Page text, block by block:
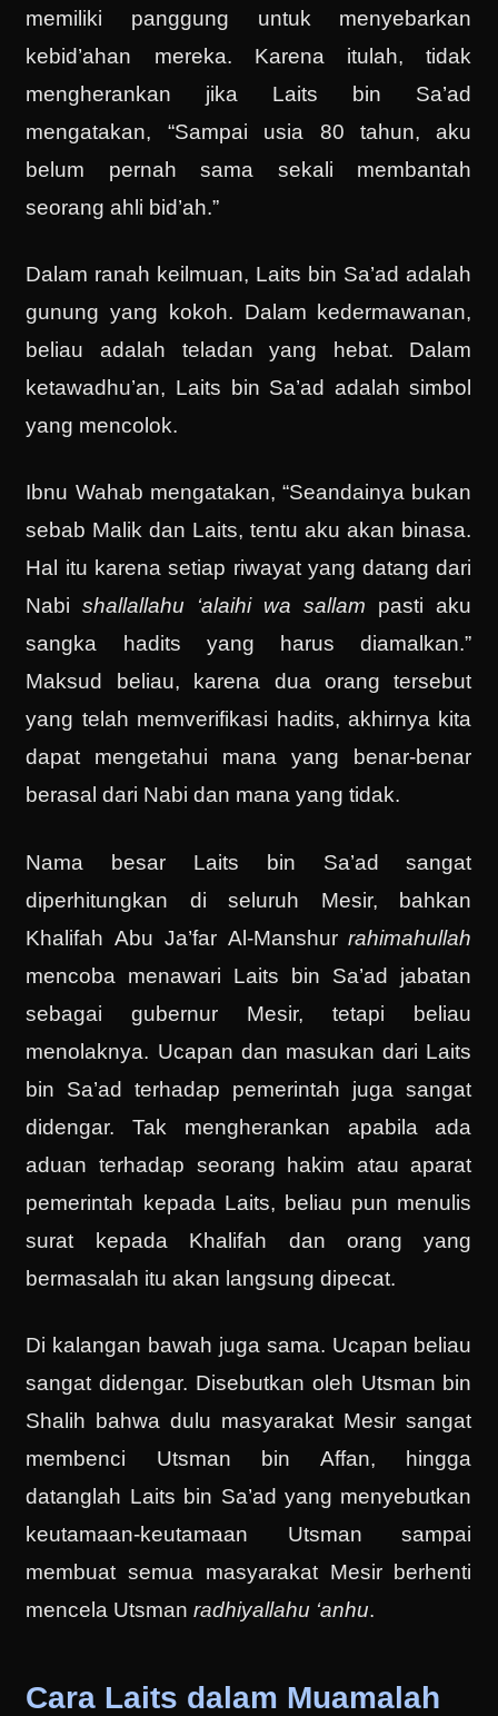
memiliki panggung untuk menyebarkan
kebid’ahan mereka. Karena itulah, tidak
mengherankan jika Laits bin Sa’ad
mengatakan, “Sampai usia 80 tahun, aku
belum pernah sama sekali membantah
seorang ahli bid’ah.”
Dalam ranah keilmuan, Laits bin Sa’ad adalah
gunung yang kokoh. Dalam kedermawanan,
beliau adalah teladan yang hebat. Dalam
ketawadhu’an, Laits bin Sa’ad adalah simbol
yang mencolok.
Ibnu Wahab mengatakan, “Seandainya bukan
sebab Malik dan Laits, tentu aku akan binasa.
Hal itu karena setiap riwayat yang datang dari
Nabishallallahu ‘alaihi wa sallam pasti aku
sangka hadits yang harus diamalkan.”
Maksud beliau, karena dua orang tersebut
yang telah memverifikasi hadits, akhirnya kita
dapat mengetahui mana yang benar-benar
berasal dari Nabi dan mana yang tidak.
Nama besar Laits bin Sa’ad sangat
diperhitungkan di seluruh Mesir, bahkan
Khalifah Abu Ja’far Al-Manshurrahimahullah
mencoba menawari Laits bin Sa’ad jabatan
sebagai gubernur Mesir, tetapi beliau
menolaknya. Ucapan dan masukan dari Laits
bin Sa’ad terhadap pemerintah juga sangat
didengar. Tak mengherankan apabila ada
aduan terhadap seorang hakim atau aparat
pemerintah kepada Laits, beliau pun menulis
surat kepada Khalifah dan orang yang
bermasalah itu akan langsung dipecat.
Di kalangan bawah juga sama. Ucapan beliau
sangat didengar. Disebutkan oleh Utsman bin
Shalih bahwa dulu masyarakat Mesir sangat
membenci Utsman bin Affan, hingga
datanglah Laits bin Sa’ad yang menyebutkan
keutamaan-keutamaan Utsman sampai
membuat semua masyarakat Mesir berhenti
mencela Utsmanradhiyallahu ‘anhu.
Cara Laits dalam Muamalah